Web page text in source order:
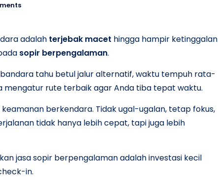
adalah terjebak macet hingga hampir ketinggalan
sopir berpengalaman.
tahu betul jalur alternatif, waktu tempuh rata-
mengatur rute terbaik agar Anda tiba tepat waktu.
berkendara. Tidak ugal-ugalan, tetap fokus,
tidak hanya lebih cepat, tapi juga lebih
jasa sopir berpengalaman adalah investasi kecil
in.